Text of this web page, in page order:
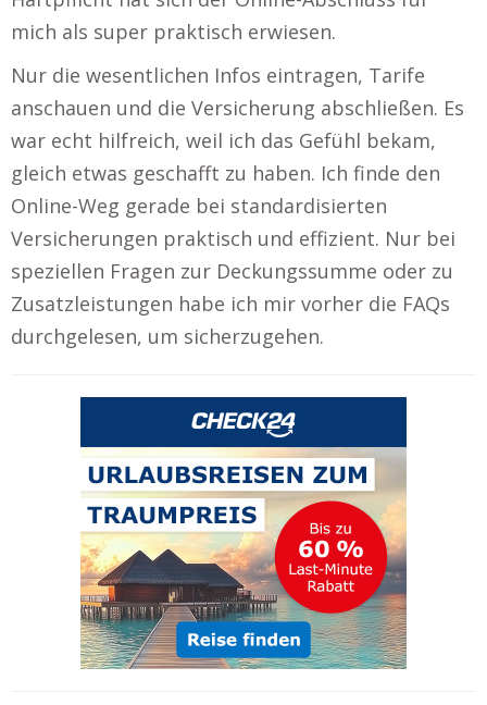
mich als super praktisch erwiesen.
Nur die wesentlichen Infos eintragen, Tarife
anschauen und die Versicherung abschließen. Es
war echt hilfreich, weil ich das Gefühl bekam,
gleich etwas geschafft zu haben. Ich finde den
Online-Weg gerade bei standardisierten
Versicherungen praktisch und effizient. Nur bei
speziellen Fragen zur Deckungssumme oder zu
Zusatzleistungen habe ich mir vorher die FAQs
durchgelesen, um sicherzugehen.